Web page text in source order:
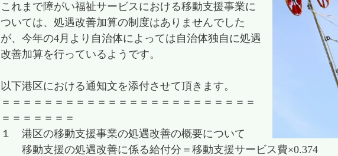
これまで障がい福祉サービスにおける移動支援事業に
ついては、処遇改善加算の制度はありませんでした
が、今年の4月より自治体によっては自治体独自に処遇
改善加算を行っているようです。
以下港区における通知文を添付させて頂きます。
＝＝＝＝＝＝＝＝＝＝＝＝＝＝＝＝＝＝＝＝＝＝＝＝
＝＝＝＝＝＝＝
１ 港区の移動支援事業の処遇改善の概要について
移動支援の処遇改善に係る給付分＝移動支援サービス費×0.374